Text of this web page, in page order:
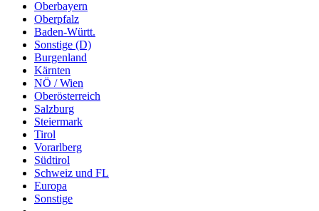
Oberbayern
Oberpfalz
Baden-Württ.
Sonstige (D)
Burgenland
Kärnten
NÖ / Wien
Oberösterreich
Salzburg
Steiermark
Tirol
Vorarlberg
Südtirol
Schweiz und FL
Europa
Sonstige